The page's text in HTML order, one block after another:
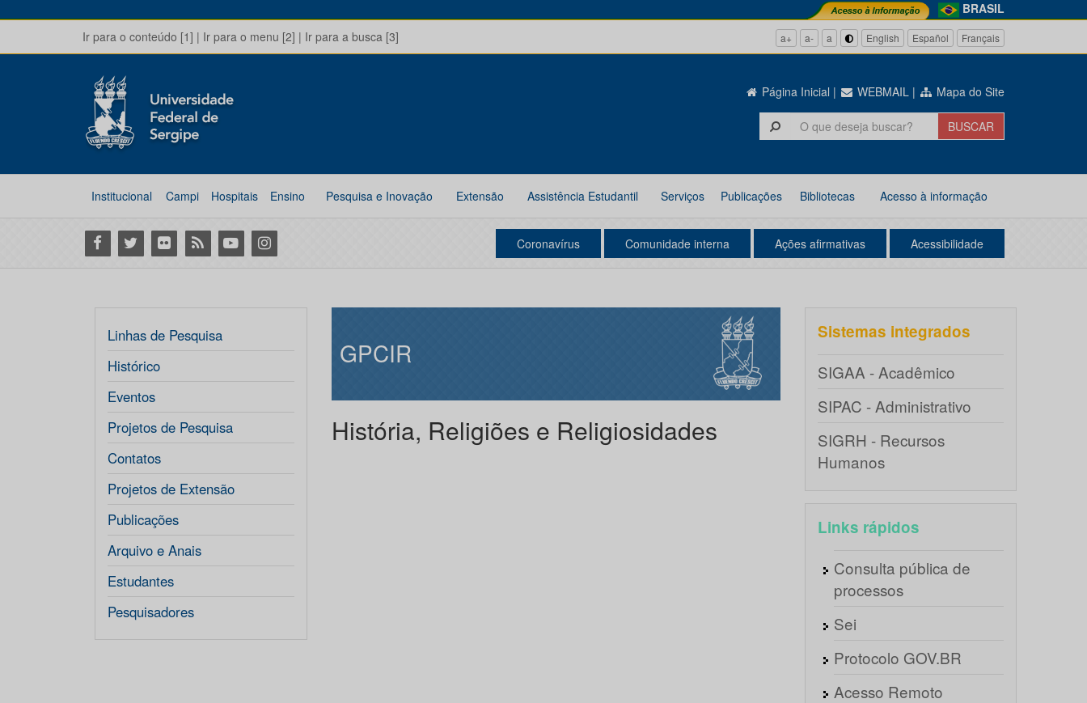
BRASIL
Ir para o conteúdo [1] | Ir para o menu [2] | Ir para a busca [3] a+ a- a English Español Français
Página Inicial | WEBMAIL | Mapa do Site
Institucional Campi Hospitais Ensino Pesquisa e Inovação Extensão Assistência Estudantil Serviços Publicações Bibliotecas Acesso à informação
Facebook
Twitter Flickr RSS YoutubeInstagram Coronavírus Comunidade interna Ações afirmativas Acessibilidade
Linhas de Pesquisa
Histórico
Eventos
Projetos de Pesquisa
Contatos
Projetos de Extensão
Publicações
Arquivo e Anais
Estudantes
Pesquisadores
GPCIR
História, Religiões e Religiosidades
Sistemas integrados
SIGAA - Acadêmico
SIPAC - Administrativo
SIGRH - Recursos
Humanos
Links rápidos
Consulta pública de
processos
Sei
Protocolo GOV.BR
Acesso Remoto